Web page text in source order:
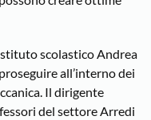
scolastico Andrea
all’interno dei
Il dirigente
del settore Arredi